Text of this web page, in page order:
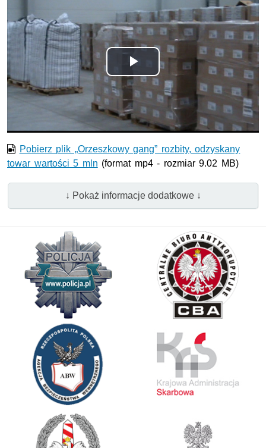
Odtwórz
wideo
Pobierz plik „Orzeszkowy gang” rozbity, odzyskany
towar wartości 5 mln (format mp4 - rozmiar 9.02 MB)
↓ Pokaż informacje dodatkowe ↓